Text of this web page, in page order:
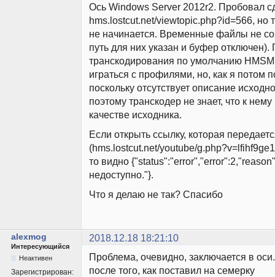
Ось Windows Server 2012r2. Пробовал
hms.lostcut.net/viewtopic.php?id=566, но
не начинается. Временные файлы не
путь для них указан и буфер
транскодирования по умолчанию
играться с профилями, но, как я потом
поскольку отсутствует описание
поэтому транскодер не знает, что к
качестве исходника.
Если открыть ссылку, которая
(hms.lostcut.net/youtube/
то видно
недоступно."}.
Что я делаю не так? Спасибо
alexmog 2018.12.18 18:21:10
Интересующийся
Неактивен
Зарегистрирован:
Проблема, очевидно, заключается в
после того, как поставил на семерку